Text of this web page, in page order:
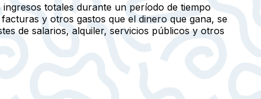
totales durante un período de tiempo
y otros gastos que el dinero que gana, se
de salarios, alquiler, servicios públicos y otros